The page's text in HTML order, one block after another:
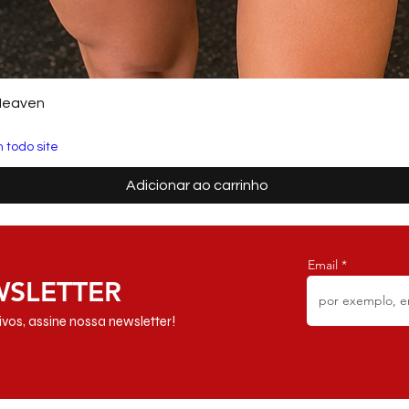
todo site
Adicionar ao carrinho
assine nossa newsletter!
Email